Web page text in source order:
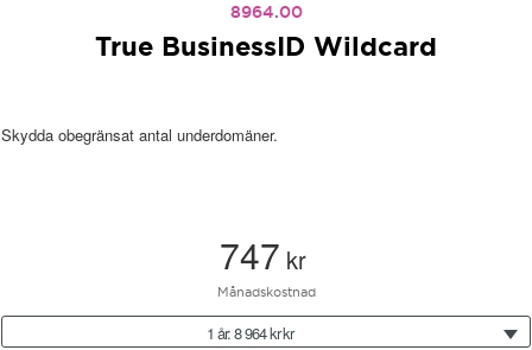
8964.00
True BusinessID Wildcard
Skydda obegränsat antal underdomäner.
747 kr
Månadskostnad
1 år: 8 964 kr kr